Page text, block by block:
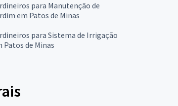
para Manutenção de
em Patos de Minas
para Sistema de Irrigação
Patos de Minas